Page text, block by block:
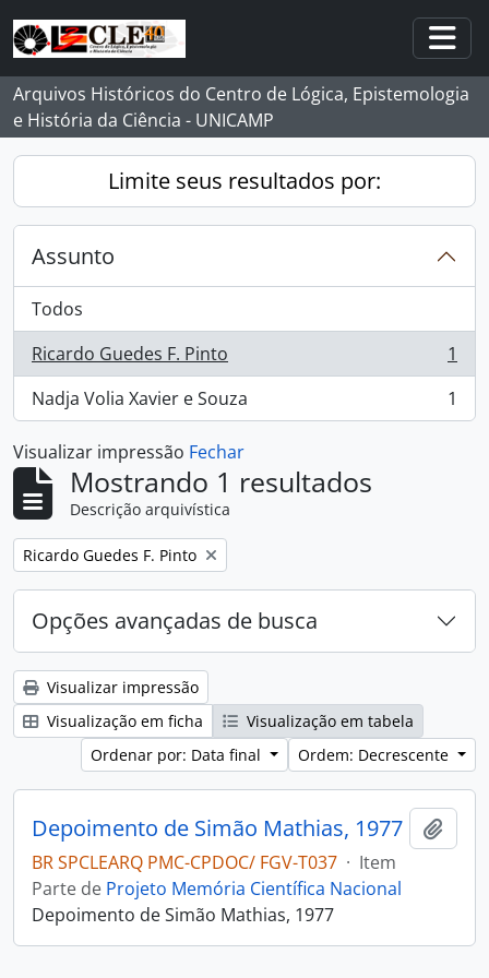
Skip to main content
Arquivos Históricos do Centro de Lógica, Epistemologia
e História da Ciência - UNICAMP
Limite seus resultados por:
Assunto
Todos
Ricardo Guedes F. Pinto
, 1 resultados
1
Nadja Volia Xavier e Souza
, 1 resultados 1
Visualizar impressão Fechar
Mostrando 1 resultados
Descrição arquivística
Remover filtro:
Ricardo Guedes F. Pinto
Opções avançadas de busca
Visualizar impressão
Visualização em ficha
Visualização em tabela
Ordenar por: Data final
Ordem: Decrescente
Depoimento de Simão Mathias, 1977
BR SPCLEARQ PMC-CPDOC/ FGV-T037 · Item
Parte de Projeto Memória Científica Nacional
Depoimento de Simão Mathias, 1977